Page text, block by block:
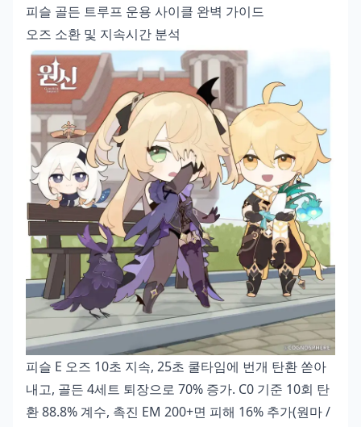
피슬 골든 트루프 운용 사이클 완벽 가이드
오즈 소환 및 지속시간 분석
피슬 E 오즈 10초 지속, 25초 쿨타임에 번개 탄환 쏟아
내고, 골든 4세트 퇴장으로 70% 증가. C0 기준 10회 탄
환 88.8% 계수, 촉진 EM 200+면 피해 16% 추가(원마 /